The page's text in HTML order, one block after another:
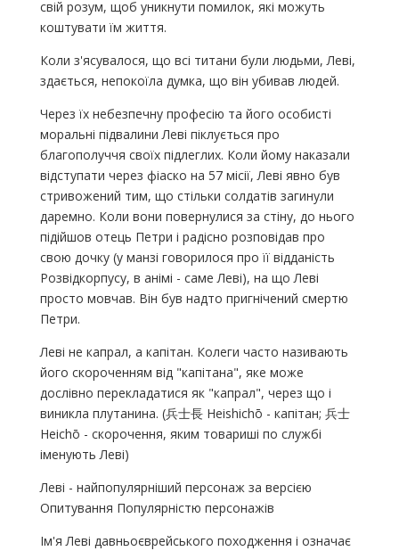
свій розум, щоб уникнути помилок, які можуть
коштувати їм життя.
Коли з'ясувалося, що всі титани були людьми, Леві,
здається, непокоїла думка, що він убивав людей.
Через їх небезпечну професію та його особисті
моральні підвалини Леві піклується про
благополуччя своїх підлеглих. Коли йому наказали
відступати через фіаско на 57 місії, Леві явно був
стривожений тим, що стільки солдатів загинули
даремно. Коли вони повернулися за стіну, до нього
підійшов отець Петри і радісно розповідав про
свою дочку (у манзі говорилося про її відданість
Розвідкорпусу, в анімі - саме Леві), на що Леві
просто мовчав. Він був надто пригнічений смертю
Петри.
Леві не капрал, а капітан. Колеги часто називають
його скороченням від "капітана", яке може
дослівно перекладатися як "капрал", через що і
виникла плутанина. (兵士長 Heishichō - капітан; 兵士
Heichō - скорочення, яким товариші по службі
іменують Леві)
Леві - найпопулярніший персонаж за версією
Опитування Популярністю персонажів
Ім'я Леві давньоєврейського походження і означає